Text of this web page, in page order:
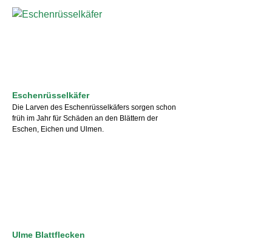
Eschenrüsselkäfer
Die Larven des Eschenrüsselkäfers sorgen schon
früh im Jahr für Schäden an den Blättern der
Eschen, Eichen und Ulmen.
Ulme Blattflecken